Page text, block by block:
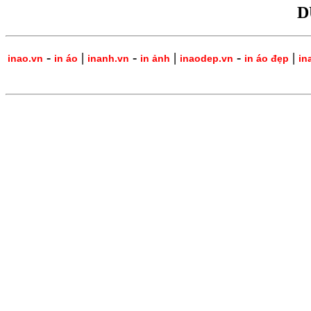
inao.vn - in áo | inanh.vn - in ảnh | inaodep.vn - in áo đẹp |